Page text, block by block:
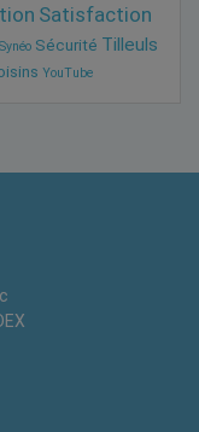
Satisfaction
Synéo Sécurité Tilleuls
YouTube